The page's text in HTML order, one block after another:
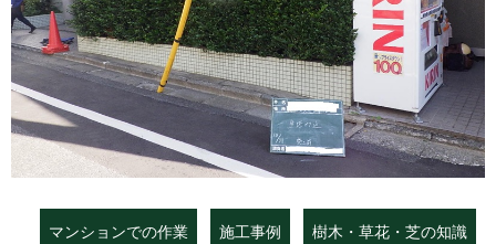
マンションでの作業 施工事例 樹木・草花・芝の知識